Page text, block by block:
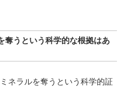
奪うという科学的な根拠はあ
ネラルを奪うという科学的証